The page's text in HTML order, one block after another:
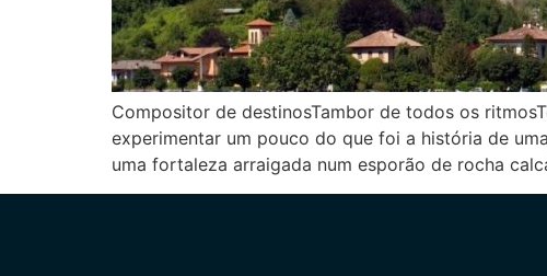
Compositor de destinosTambor de todos os
experimentar um pouco do que foi a história de
uma fortaleza arraigada num esporão de rocha